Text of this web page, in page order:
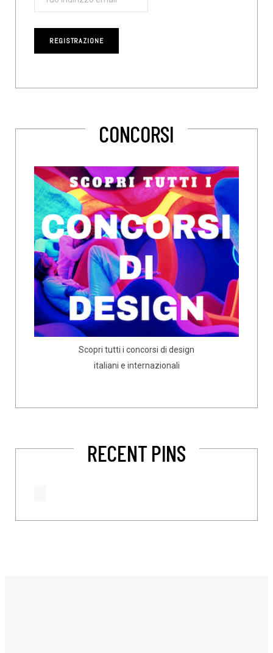
CONCORSI
Scopri tutti i concorsi di design
italiani e internazionali
RECENT PINS